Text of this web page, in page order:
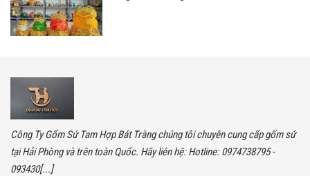
Công Ty Gốm Sứ Tam Hợp Bát Tràng chúng tôi chuyên cung cấp gốm sứ
tại Hải Phòng và trên toàn Quốc. Hãy liên hệ: Hotline: 0974738795 -
093430[...]